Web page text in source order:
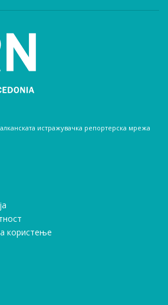
истражувачка репортерска мрежа
користење